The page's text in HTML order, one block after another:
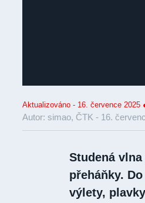
Autor: simao, ČTK -
Aktualizováno - 16. července 2025
16.
Studená
přeháňky.
výlety,